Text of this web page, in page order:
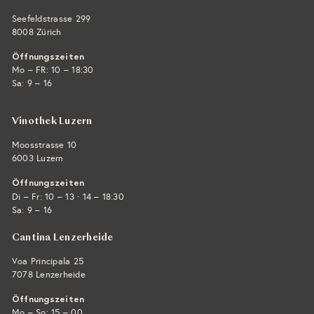
Seefeldstrasse 299
8008 Zürich
Öffnungszeiten
Mo – FR: 10 – 18:30
Sa: 9 – 16
Vinothek Luzern
Moosstrasse 10
6003 Luzern
Öffnungszeiten
Di – Fr: 10 – 13 · 14 – 18:30
Sa: 9 – 16
Cantina Lenzerheide
Voa Principala 25
7078 Lenzerheide
Öffnungszeiten